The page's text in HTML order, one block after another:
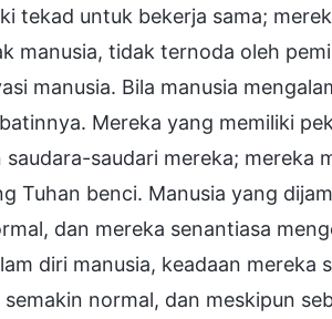
tekad untuk bekerja sama;
manusia, tidak ternoda oleh
manusia. Bila manusia
Mereka yang memiliki
saudari mereka; mereka
Tuhan benci. Manusia yang
dan mereka senantiasa
diri manusia, keadaan mereka
normal, dan meskipun